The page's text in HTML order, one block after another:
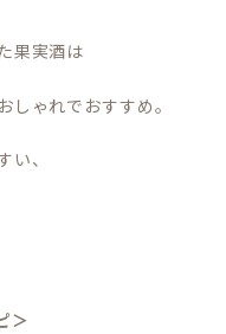
果実酒は
ゃれでおすすめ。
、
＞